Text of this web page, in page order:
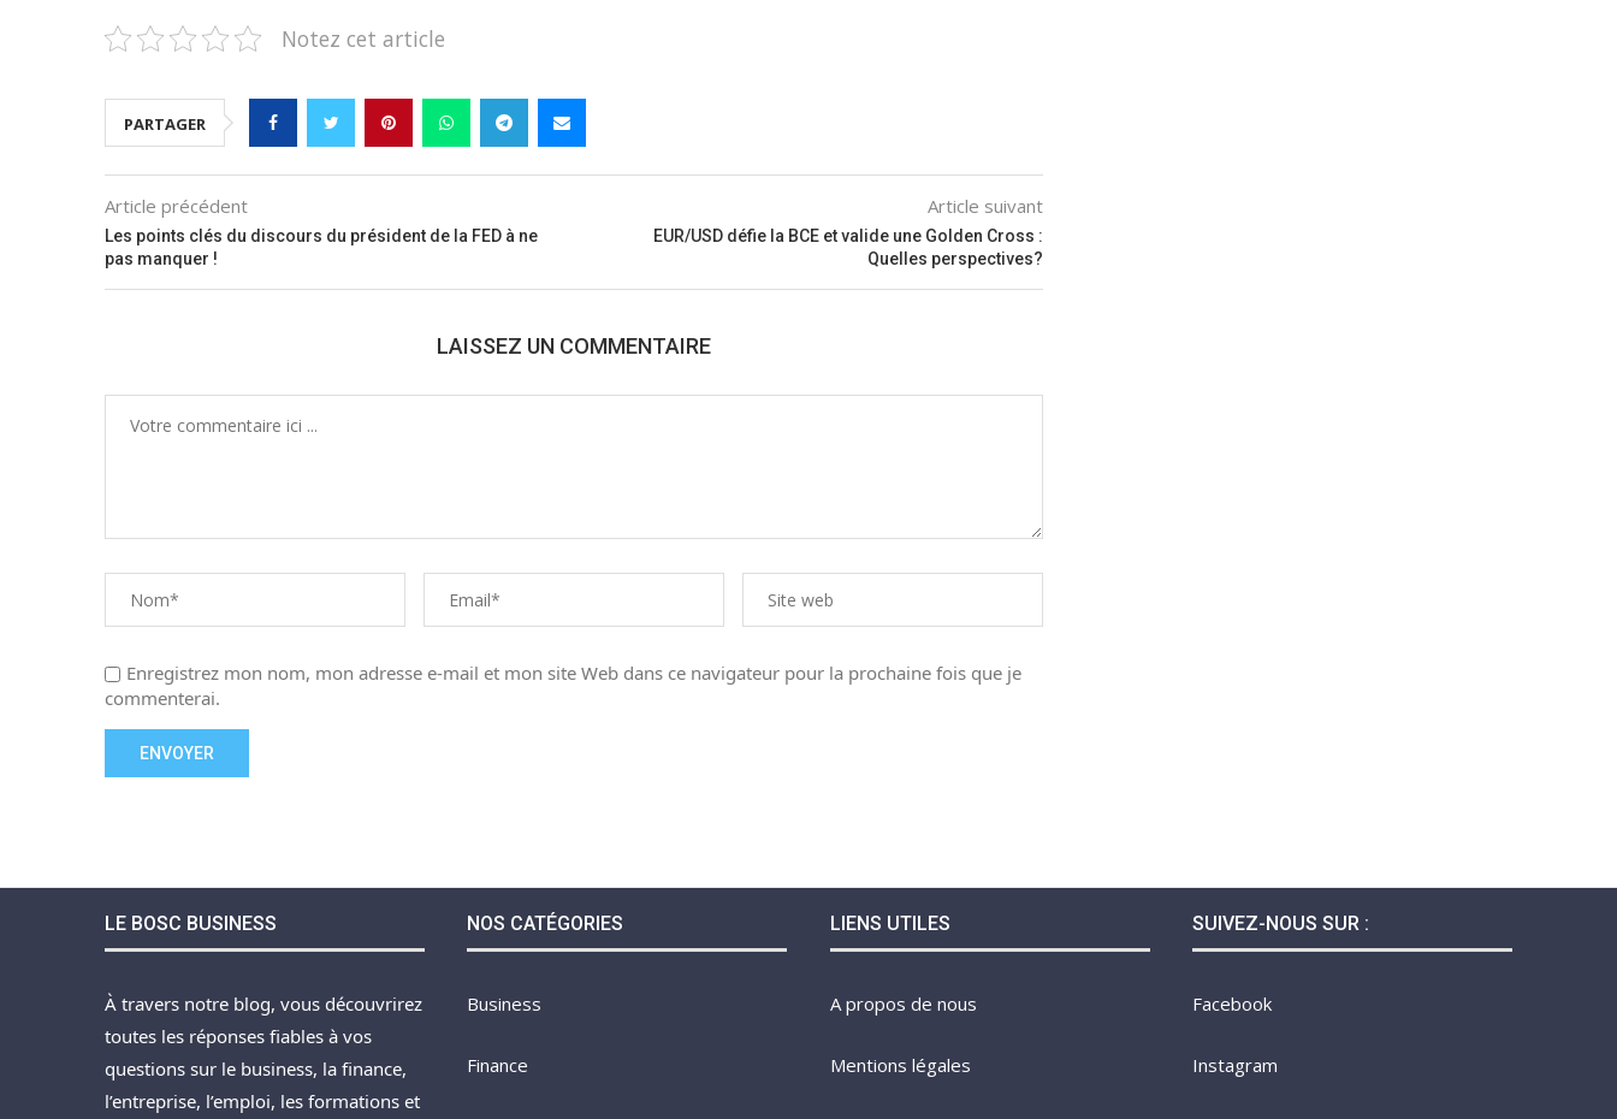
Notez cet article
PARTAGER
Article précédent
Les points clés du discours du président de la FED à ne
pas manquer !
Article suivant
EUR/USD défie la BCE et valide une Golden Cross :
Quelles perspectives?
LAISSEZ UN COMMENTAIRE
Enregistrez mon nom, mon adresse e-mail et mon site Web dans ce navigateur pour la prochaine fois que je
commenterai.
LE BOSC BUSINESS
À travers notre blog, vous découvrirez
toutes les réponses fiables à vos
questions sur le business, la finance,
l’entreprise, l’emploi, les formations et
NOS CATÉGORIES
Business
Finance
LIENS UTILES
A propos de nous
Mentions légales
SUIVEZ-NOUS SUR :
Facebook
Instagram